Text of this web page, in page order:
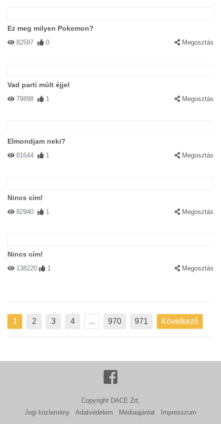
Ez meg milyen Pokemon?
82597 0 Megosztás
Vad parti múlt éjjel
79898 1 Megosztás
Elmondjam neki?
81644 1 Megosztás
Nincs cím!
82940 1 Megosztás
Nincs cím!
138220 1 Megosztás
1 2 3 4 ... 970 971 Következő
Copyright DACE Zrt.
Jogi közlemény
Adatvédelem Médiaajánlat Impresszum